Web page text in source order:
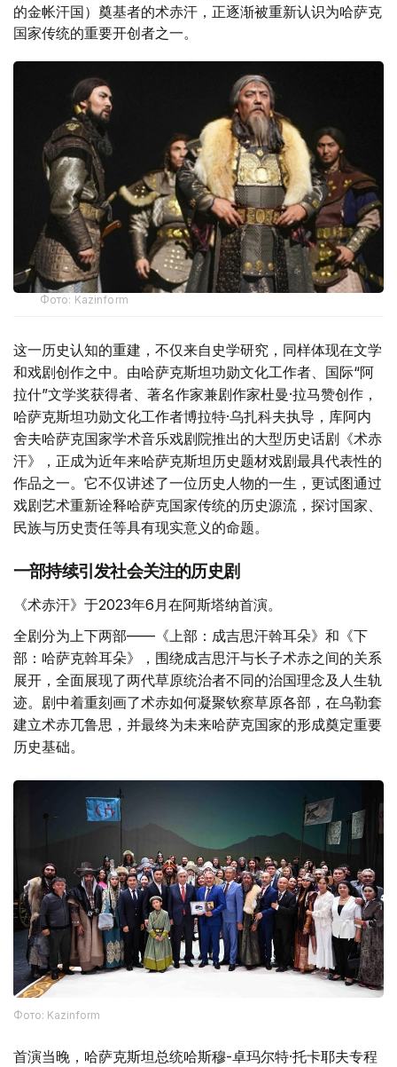
的金帐汗国）奠基者的术赤汗，正逐渐被重新认识为哈萨克
国家传统的重要开创者之一。
Фото: Kazinform
这一历史认知的重建，不仅来自史学研究，同样体现在文学
和戏剧创作之中。由哈萨克斯坦功勋文化工作者、国际“阿
拉什”文学奖获得者、著名作家兼剧作家杜曼·拉马赞创作，
哈萨克斯坦功勋文化工作者博拉特·乌扎科夫执导，库阿内
舍夫哈萨克国家学术音乐戏剧院推出的大型历史话剧《术赤
汗》，正成为近年来哈萨克斯坦历史题材戏剧最具代表性的
作品之一。它不仅讲述了一位历史人物的一生，更试图通过
戏剧艺术重新诠释哈萨克国家传统的历史源流，探讨国家、
民族与历史责任等具有现实意义的命题。
一部持续引发社会关注的历史剧
《术赤汗》于2023年6月在阿斯塔纳首演。
全剧分为上下两部——《上部：成吉思汗斡耳朵》和《下
部：哈萨克斡耳朵》，围绕成吉思汗与长子术赤之间的关系
展开，全面展现了两代草原统治者不同的治国理念及人生轨
迹。剧中着重刻画了术赤如何凝聚钦察草原各部，在乌勒套
建立术赤兀鲁思，并最终为未来哈萨克国家的形成奠定重要
历史基础。
Фото: Kazinform
首演当晚，哈萨克斯坦总统哈斯穆-卓玛尔特·托卡耶夫专程